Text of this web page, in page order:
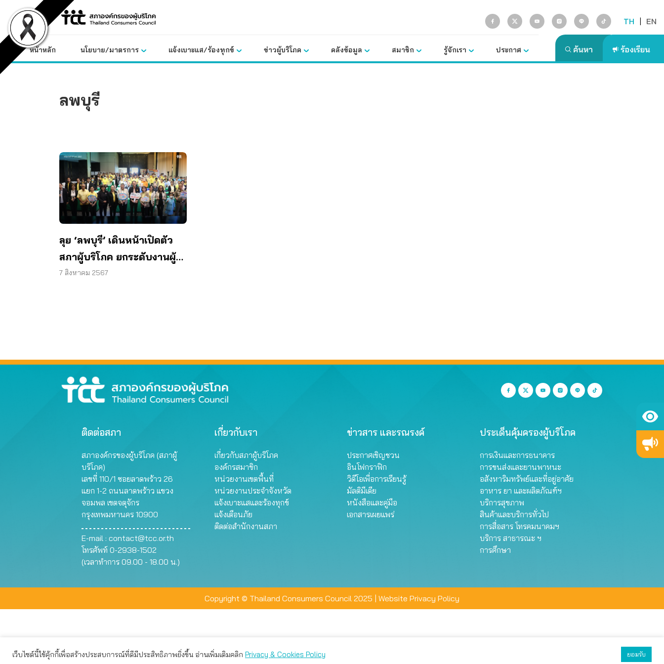
content
TH | EN
หน้าหลัก นโยบาย/มาตรการ แจ้งเบาะแส/ร้องทุกข์ ข่าวผู้บริโภค คลังข้อมูล สมาชิก รู้จักเรา ประกาศ
ลพบุรี
ลุย ‘ลพบุรี’ เดินหน้าเปิดตัว
สภาผู้บริโภค ยกระดับงานผู้
บริโภคในพื้นที่
7 สิงหาคม 2567
ติดต่อสภา
สภาองค์กรของผู้บริโภค (สภาผู้
บริโภค)
เลขที่ 110/1 ซอยลาดพร้าว 26
แยก 1-2 ถนนลาดพร้าว แขวง
จอมพล เขตจตุจักร
กรุงเทพมหานคร 10900
E-mail : contact@tcc.or.th
โทรศัพท์ 0-2938-1502
(เวลาทำการ 09.00 - 18.00 น.)
เกี่ยวกับเรา
เกี่ยวกับสภาผู้บริโภค
องค์กรสมาชิก
หน่วยงานเขตพื้นที่
หน่วยงานประจำจังหวัด
แจ้งเบาะแสและร้องทุกข์
แจ้งเตือนภัย
ติดต่อสำนักงานสภา
ข่าวสาร และรณรงค์
ประกาศเชิญชวน
อินโฟกราฟิก
วิดีโอเพื่อการเรียนรู้
มัลติมีเดีย
หนังสือและคู่มือ
เอกสารเผยแพร่
ประเด็นคุ้มครองผู้บริโภค
การเงินและการธนาคาร
การขนส่งและยานพาหนะ
อสังหาริมทรัพย์และที่อยู่อาศัย
อาหาร ยา และผลิตภัณฑ์ฯ
บริการสุขภาพ
สินค้าและบริการทั่วไป
การสื่อสาร โทรคมนาคมฯ
บริการ สาธารณะ ฯ
การศึกษา
Copyright © Thailand Consumers Council 2025 | Website Privacy Policy
เว็บไซต์นี้ใช้คุ้กกี้เพื่อสร้างประสบการณ์ที่ดีมีประสิทธิภาพยิ่งขึ้น อ่านเพิ่มเติมคลิก Privacy & Cookies Policy ยอมรับ
เว็บไซต์นี้ใช้คุกกี้เพื่อมอบประสบการณ์การใช้งานที่ดีให้แก่ท่าน คุณสามารถเลือกตั้งค่าความเป็นส่วนตัวได้